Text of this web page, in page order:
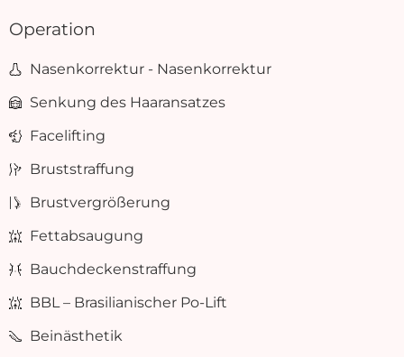
Operation
Nasenkorrektur - Nasenkorrektur
Senkung des Haaransatzes
Facelifting
Bruststraffung
Brustvergrößerung
Fettabsaugung
Bauchdeckenstraffung
BBL – Brasilianischer Po-Lift
Beinästhetik